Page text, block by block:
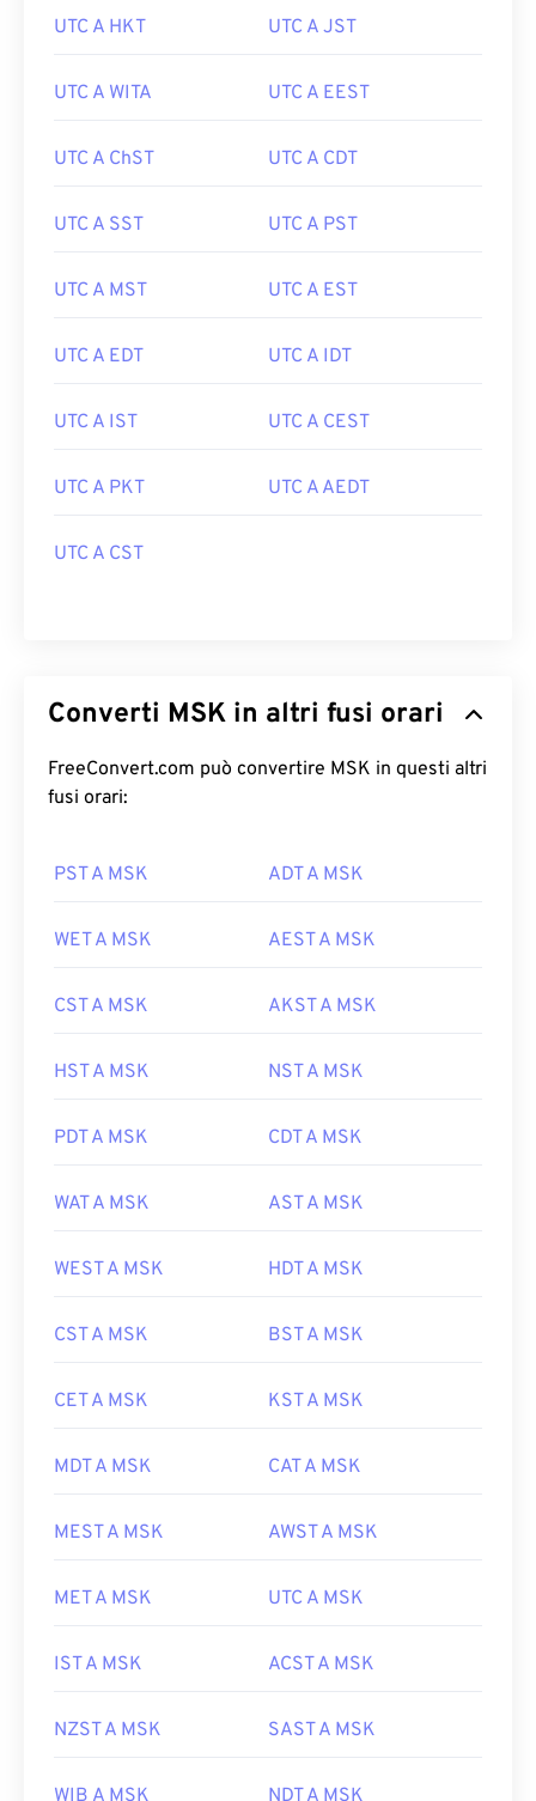
UTC A HKT UTC A JST
UTC A WITA UTC A EEST
UTC A ChST UTC A CDT
UTC A SST UTC A PST
UTC A MST UTC A EST
UTC A EDT UTC A IDT
UTC A IST UTC A CEST
UTC A PKT UTC A AEDT
UTC A CST
Converti MSK in altri fusi orari
FreeConvert.com può convertire MSK in questi altri
fusi orari:
PST A MSK ADT A MSK
WET A MSK AEST A MSK
CST A MSK AKST A MSK
HST A MSK NST A MSK
PDT A MSK CDT A MSK
WAT A MSK AST A MSK
WEST A MSK HDT A MSK
CST A MSK BST A MSK
CET A MSK KST A MSK
MDT A MSK CAT A MSK
MEST A MSK AWST A MSK
MET A MSK UTC A MSK
IST A MSK ACST A MSK
NZST A MSK SAST A MSK
WIB A MSK NDT A MSK